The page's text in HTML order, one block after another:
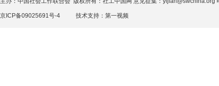
京ICP备09025691号-4 技术支持： 第一视频